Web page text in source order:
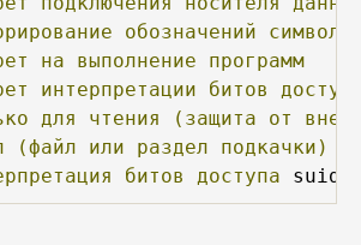
обозначений
на выполнение
программ
интерпретации битов
для чтения (защита от
(файл или раздел
подкачки)
битов доступа suid